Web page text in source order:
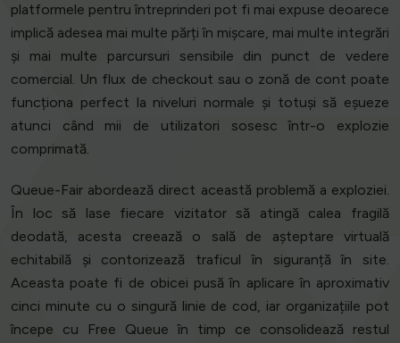
platformele pentru întreprinderi pot fi mai expuse deoarece
implică adesea mai multe părți în mișcare, mai multe integrări
și mai multe parcursuri sensibile din punct de vedere
comercial. Un flux de checkout sau o zonă de cont poate
funcționa perfect la niveluri normale și totuși să eșueze
atunci când mii de utilizatori sosesc într-o explozie
comprimată.
Queue-Fair abordează direct această problemă a exploziei.
În loc să lase fiecare vizitator să atingă calea fragilă
deodată, acesta creează o sală de așteptare virtuală
echitabilă și contorizează traficul în siguranță în site.
Aceasta poate fi de obicei pusă în aplicare în aproximativ
cinci minute cu o singură linie de cod, iar organizațiile pot
începe cu Free Queue în timp ce consolidează restul